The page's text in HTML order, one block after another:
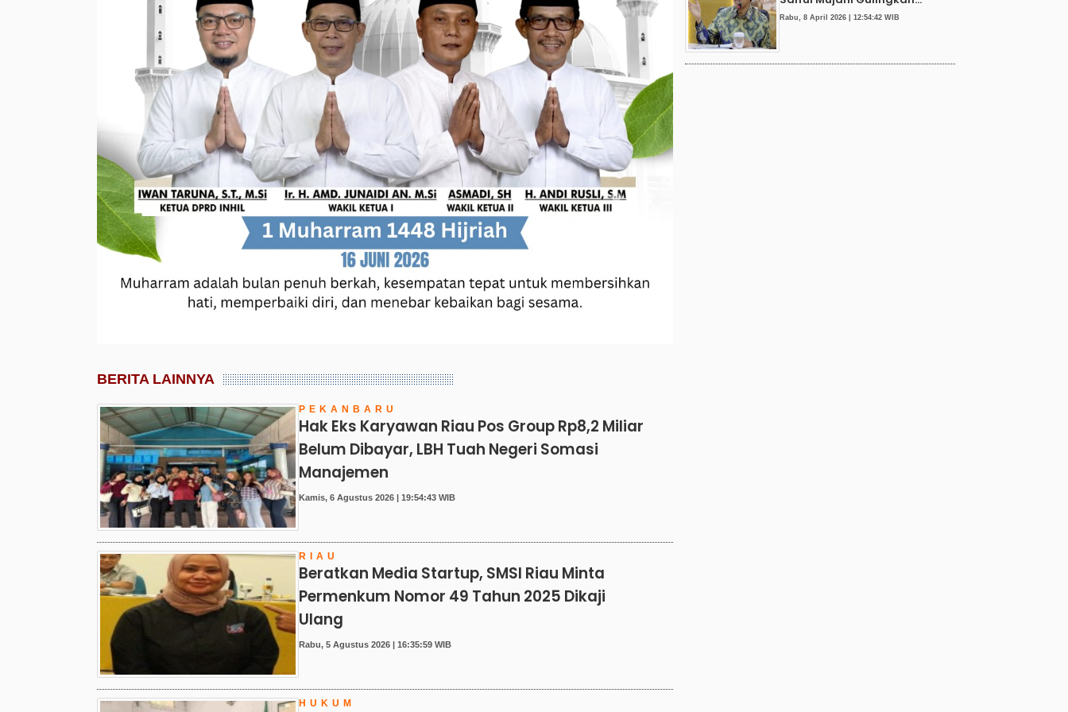
BERITA LAINNYA
PEKANBARU
Hak Eks Karyawan Riau Pos Group Rp8,2 Miliar
Belum Dibayar, LBH Tuah Negeri Somasi
Manajemen
Kamis, 6 Agustus 2026 | 19:54:43 WIB
RIAU
Beratkan Media Startup, SMSI Riau Minta
Permenkum Nomor 49 Tahun 2025 Dikaji
Ulang
Rabu, 5 Agustus 2026 | 16:35:59 WIB
HUKUM
Rabu, 8 April 2026 | 12:54:42 WIB